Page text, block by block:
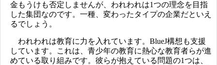
金もうけも否定しませんが、われわれは1つの理念を目指
した集団なのです。一種、変わったタイプの企業だといえ
るでしょう。
われわれは教育に力を入れています。BlueJ構想も支援
しています。これは、青少年の教育に熱心な教育者らが進
めている取り組みです。彼らが抱えている問題の1つは、